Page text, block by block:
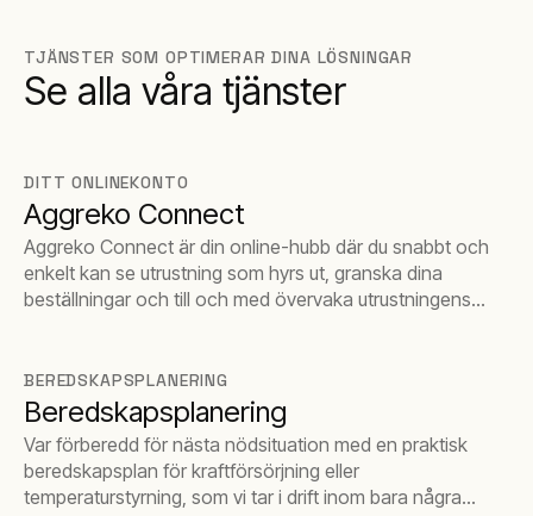
TJÄNSTER SOM OPTIMERAR DINA LÖSNINGAR
Se alla våra tjänster
DITT ONLINEKONTO
Aggreko Connect
Aggreko Connect är din online-hubb där du snabbt och
enkelt kan se utrustning som hyrs ut, granska dina
beställningar och till och med övervaka utrustningens
BEREDSKAPSPLANERING
Beredskapsplanering
Var förberedd för nästa nödsituation med en praktisk
beredskapsplan för kraftförsörjning eller
temperaturstyrning, som vi tar i drift inom bara några